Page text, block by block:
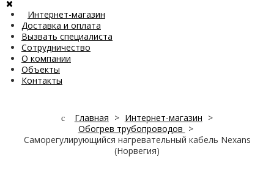
Интернет-магазин
Доставка и оплата
Вызвать специалиста
Сотрудничество
О компании
Объекты
Контакты
Главная > Интернет-магазин >
Обогрев трубопроводов >
Саморегулирующийся нагревательный кабель Nexans
(Норвегия)